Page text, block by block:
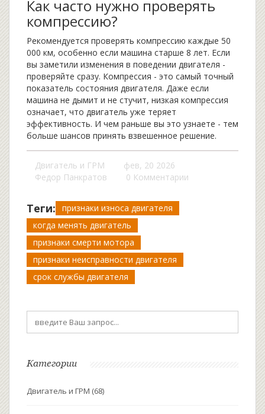
Как часто нужно проверять
компрессию?
Рекомендуется проверять компрессию каждые 50
000 км, особенно если машина старше 8 лет. Если
вы заметили изменения в поведении двигателя -
проверяйте сразу. Компрессия - это самый точный
показатель состояния двигателя. Даже если
машина не дымит и не стучит, низкая компрессия
означает, что двигатель уже теряет
эффективность. И чем раньше вы это узнаете - тем
больше шансов принять взвешенное решение.
Двигатель и ГРМ
фев, 20 2026
Федор Панкратов
0 Комментарии
Теги:
признаки износа двигателя
когда менять двигатель
признаки смерти мотора
признаки неисправности двигателя
срок службы двигателя
Категории
Двигатель и ГРМ (68)